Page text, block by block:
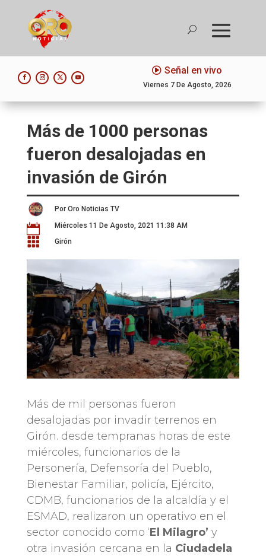
Señal en vivo
Viernes 7 De Agosto, 2026
Más de 1000 personas
fueron desalojadas en
invasión de Girón
Por Oro Noticias TV
 Miércoles 11 De Agosto, 2021 11:38 AM
 Girón
Más de mil personas fueron
desalojadas por invadir terrenos en
Girón. desde tempranas horas de este
miércoles, funcionarios de la
Personería, Defensoría del Pueblo,
Bienestar Familiar, policía, Ejército,
CDMB, funcionarios de la alcaldía y el
ESMAD, realizaron un operativo en el
sector conocido como ‘El Milagro’ y
otra invasión cercana en la Ciudadela